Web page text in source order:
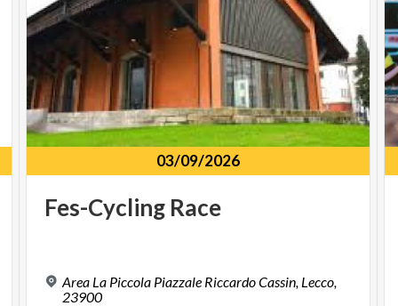
03/09/2026
Fes-Cycling Race
Area La Piccola Piazzale Riccardo Cassin, Lecco,
23900